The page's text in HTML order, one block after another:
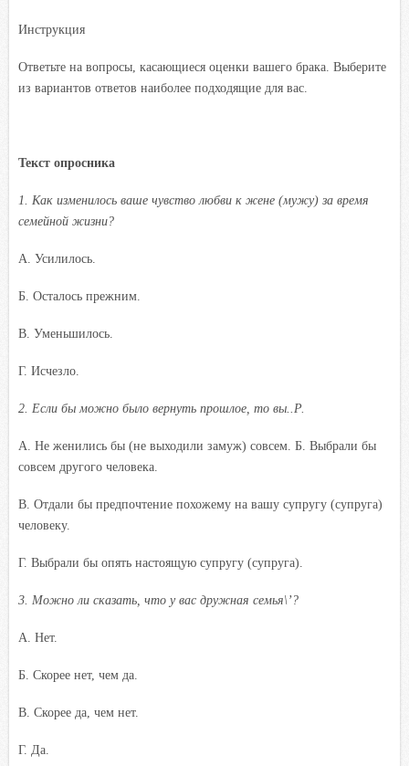
Инструкция
Ответьте на вопросы, касающиеся оценки вашего брака. Выберите
из вариантов ответов наиболее подходящие для вас.
Текст опросника
1. Как изменилось ваше чувство любви к жене (мужу) за время
семейной жизни?
A. Усилилось.
Б. Осталось прежним.
B. Уменьшилось.
Г. Исчезло.
2. Если бы можно было вернуть прошлое, то вы..Р.
A. Не женились бы (не выходили замуж) совсем. Б. Выбрали бы
совсем другого человека.
B. Отдали бы предпочтение похожему на вашу супругу (супруга)
человеку.
Г. Выбрали бы опять настоящую супругу (супруга).
3. Можно ли сказать, что у вас дружная семья\’?
A. Нет.
Б. Скорее нет, чем да.
B. Скорее да, чем нет.
Г. Да.